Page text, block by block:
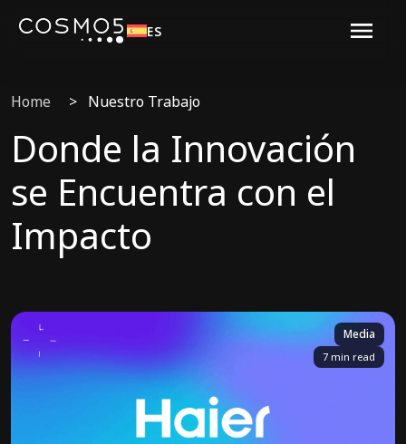
ES
Home > Nuestro Trabajo
Donde la Innovación
se Encuentra con el
Impacto
Media
7 min read